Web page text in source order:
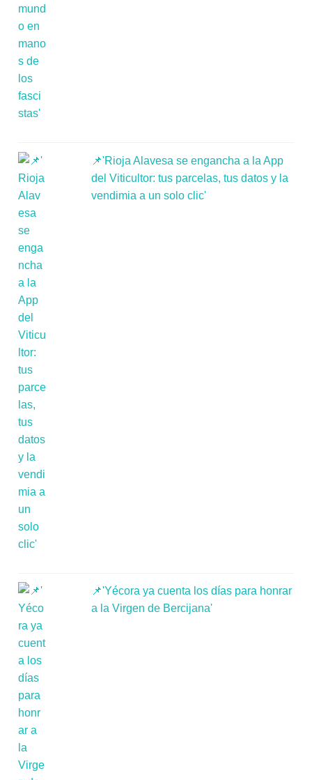
📌'Rioja Alavesa se engancha a la App
del Viticultor: tus parcelas, tus datos y la
vendimia a un solo clic'
📌'Yécora ya cuenta los días para honrar
a la Virgen de Bercijana'